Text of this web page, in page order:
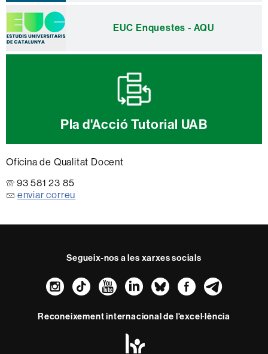
EUC Enquestes - AQU
Pla d'Acció Tutorial UAB
Oficina de Qualitat Docent
93 581 23 85
enviar correu
Segueix-nos a les xarxes socials
Instagram
TikTokYouTube
LinkedIn
Bluesky
Reconeixement internacional de l'excel·lència